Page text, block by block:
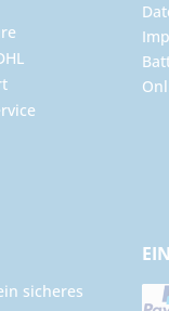
sicheres